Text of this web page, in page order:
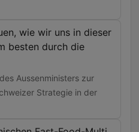
wie wir uns in dieser
besten durch die
Aussenministers zur
Strategie in der